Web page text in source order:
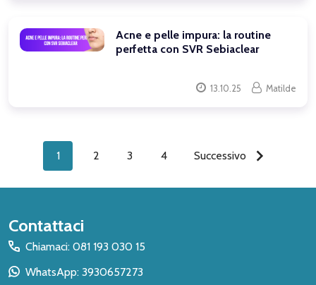
Acne e pelle impura: la routine
perfetta con SVR Sebiaclear
13.10.25 Matilde
1 2 3 4 Successivo
Inizio
del
piè
Contattaci
Chiamaci: 081 193 030 15
WhatsApp: 3930657273